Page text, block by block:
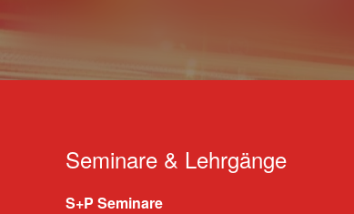
Seminare & Lehrgänge
S+P Seminare